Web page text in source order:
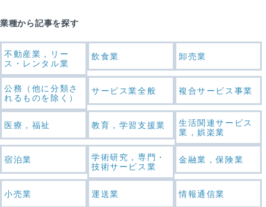
業種から記事を探す
不動産業，リー
ス・レンタル業
飲食業 卸売業
公務（他に分類さ
れるものを除く）
サービス業全般 複合サービス事業
医療，福祉 教育，学習支援業
生活関連サービス
業，娯楽業
宿泊業
学術研究，専門・
技術サービス業
金融業，保険業
小売業 運送業 情報通信業